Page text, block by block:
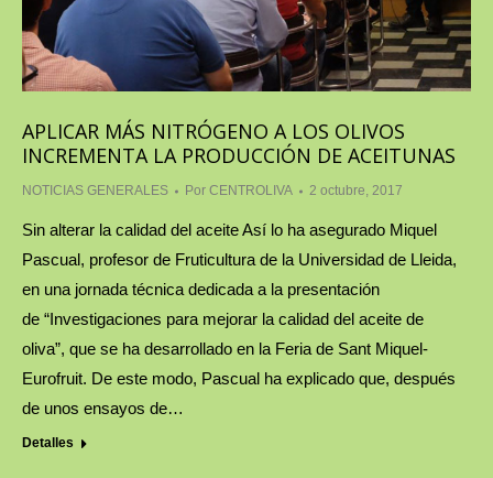
APLICAR MÁS NITRÓGENO A LOS OLIVOS
INCREMENTA LA PRODUCCIÓN DE ACEITUNAS
NOTICIAS GENERALES Por CENTROLIVA 2 octubre, 2017
Sin alterar la calidad del aceite Así lo ha asegurado Miquel
Pascual, profesor de Fruticultura de la Universidad de Lleida,
en una jornada técnica dedicada a la presentación
de “Investigaciones para mejorar la calidad del aceite de
oliva”, que se ha desarrollado en la Feria de Sant Miquel-
Eurofruit. De este modo, Pascual ha explicado que, después
de unos ensayos de…
Detalles